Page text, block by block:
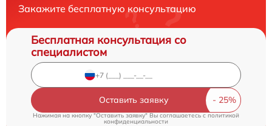
Закажите бесплатную консультацию
Бесплатная консультация со
специалистом
Оставить заявку
Нажимая на кнопку "Оставить заявку" Вы соглашаетесь cполитикой
конфиденциальности